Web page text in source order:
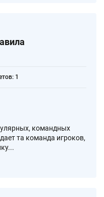
1
командных
та команда игроков,